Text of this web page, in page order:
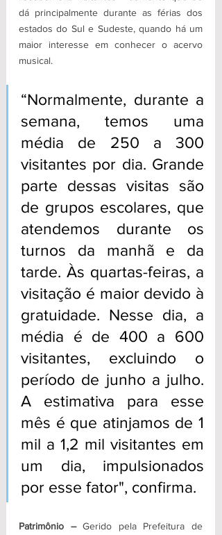
dá principalmente durante as férias dos
estados do Sul e Sudeste, quando há um
maior interesse em conhecer o acervo
musical.
“Normalmente, durante a
semana, temos uma
média de 250 a 300
visitantes por dia. Grande
parte dessas visitas são
de grupos escolares, que
atendemos durante os
turnos da manhã e da
tarde. Às quartas-feiras, a
visitação é maior devido à
gratuidade. Nesse dia, a
média é de 400 a 600
visitantes, excluindo o
período de junho a julho.
A estimativa para esse
mês é que atinjamos de 1
mil a 1,2 mil visitantes em
um dia, impulsionados
por esse fator", confirma.
Patrimônio – Gerido pela Prefeitura de